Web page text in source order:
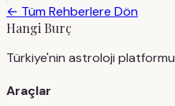
← Tüm Rehberlere Dön
Hangi Burç
Türkiye'nin astroloji platformu
Araçlar